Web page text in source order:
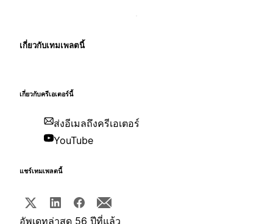
เกี่ยวกับเทมเพลตนี้
เกี่ยวกับครีเอเตอร์นี้
ส่งอีเมลถึงครีเอเตอร์
YouTube
แชร์เทมเพลตนี้
อัพเดทล่าสุด 56 ปีที่แล้ว